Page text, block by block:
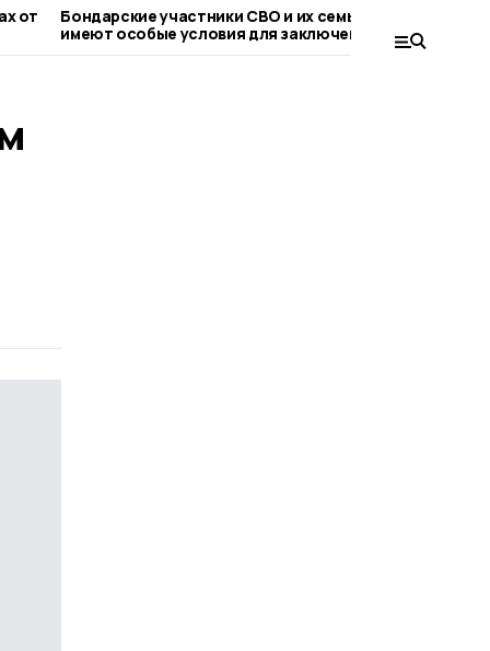
Бондарские участники СВО и их семьи
имеют особые условия для заключения
соцконтракта
обсудили